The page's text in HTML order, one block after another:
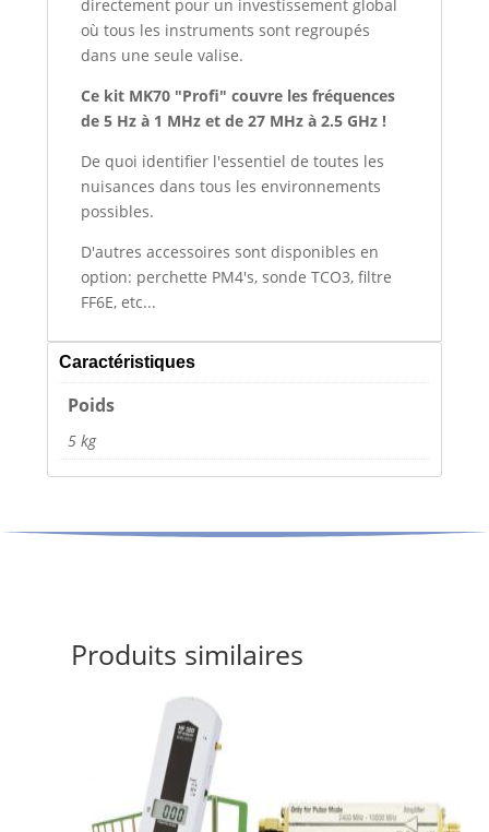
directement pour un investissement global
où tous les instruments sont regroupés
dans une seule valise.
Ce kit MK70 "Profi" couvre les fréquences
de 5 Hz à 1 MHz et de 27 MHz à 2.5 GHz !
De quoi identifier l'essentiel de toutes les
nuisances dans tous les environnements
possibles.
D'autres accessoires sont disponibles en
option: perchette PM4's, sonde TCO3, filtre
FF6E, etc...
Caractéristiques
Poids
5 kg
Produits similaires